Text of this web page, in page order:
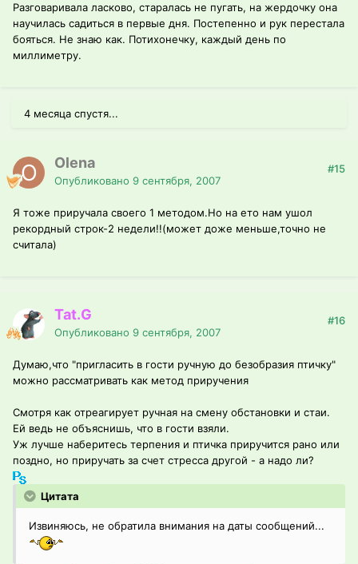
Разговаривала ласково, старалась не пугать, на жердочку она
научилась садиться в первые дня. Постепенно и рук перестала
бояться. Не знаю как. Потихонечку, каждый день по
миллиметру.
4 месяца спустя...
Olena
Опубликовано 9 сентября, 2007
#15
Я тоже приручала своего 1 методом.Но на ето нам ушол
рекордный строк-2 недели!!(может доже меньше,точно не
считала)
Tat.G
Опубликовано 9 сентября, 2007
#16
Думаю,что "пригласить в гости ручную до безобразия птичку"
можно рассматривать как метод приручения
Смотря как отреагирует ручная на смену обстановки и стаи.
Ей ведь не объяснишь, что в гости взяли.
Уж лучше наберитесь терпения и птичка приручится рано или
поздно, но приручать за счет стресса другой - а надо ли?
Цитата
Извиняюсь, не обратила внимания на даты сообщений...